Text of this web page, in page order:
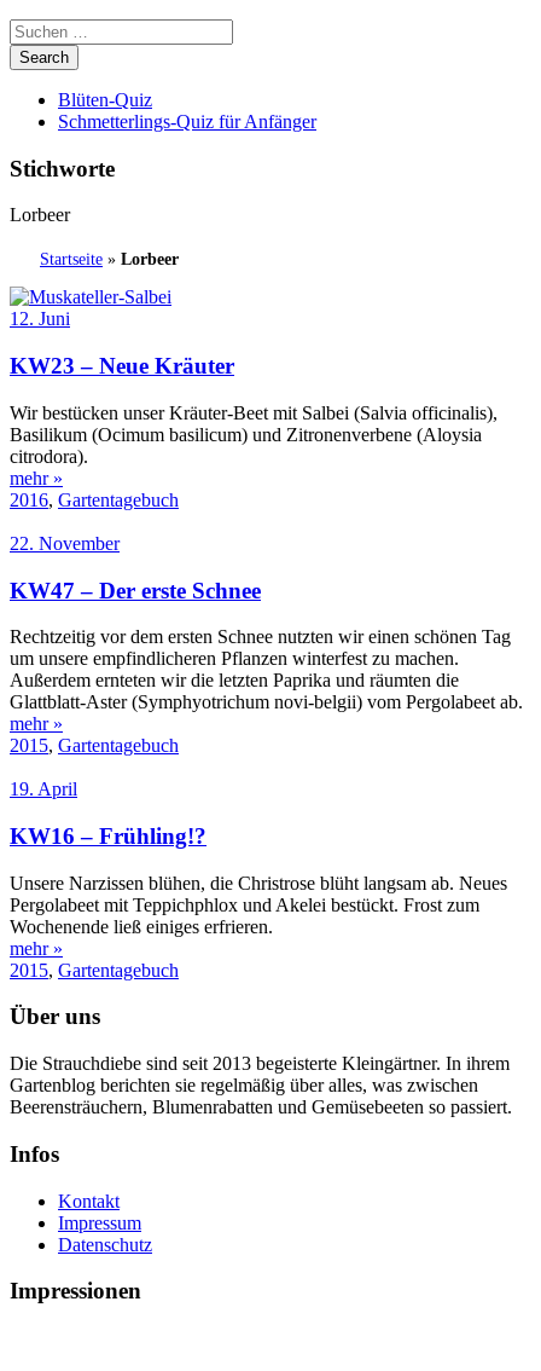
Blüten-Quiz
Schmetterlings-Quiz für Anfänger
Stichworte
Lorbeer
Startseite » Lorbeer
12. Juni
KW23 – Neue Kräuter
Wir bestücken unser Kräuter-Beet mit Salbei (Salvia officinalis),
Basilikum (Ocimum basilicum) und Zitronenverbene (Aloysia
citrodora).
mehr »
2016, Gartentagebuch
22. November
KW47 – Der erste Schnee
Rechtzeitig vor dem ersten Schnee nutzten wir einen schönen Tag
um unsere empfindlicheren Pflanzen winterfest zu machen.
Außerdem ernteten wir die letzten Paprika und räumten die
Glattblatt-Aster (Symphyotrichum novi-belgii) vom Pergolabeet ab.
mehr »
2015, Gartentagebuch
19. April
KW16 – Frühling!?
Unsere Narzissen blühen, die Christrose blüht langsam ab. Neues
Pergolabeet mit Teppichphlox und Akelei bestückt. Frost zum
Wochenende ließ einiges erfrieren.
mehr »
2015, Gartentagebuch
Über uns
Die Strauchdiebe sind seit 2013 begeisterte Kleingärtner. In ihrem
Gartenblog berichten sie regelmäßig über alles, was zwischen
Beerensträuchern, Blumenrabatten und Gemüsebeeten so passiert.
Infos
Kontakt
Impressum
Datenschutz
Impressionen